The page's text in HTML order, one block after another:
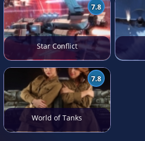
7.8
Star Conflict
7.8
World of Tanks